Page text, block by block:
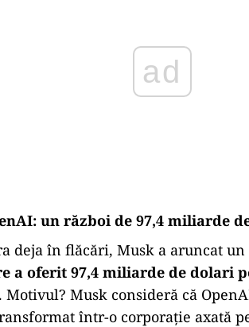
ad
un război de 97,4 miliarde
deja în flăcări, Musk a aruncat
a oferit 97,4 miliarde de dolari
. Motivul? Musk consideră că
într-o corporație axată